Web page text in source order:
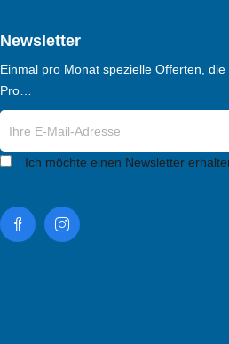
Newsletter
Einmal pro Monat spezielle Offerten,
Pro…
Ich möchte einen Newsletter